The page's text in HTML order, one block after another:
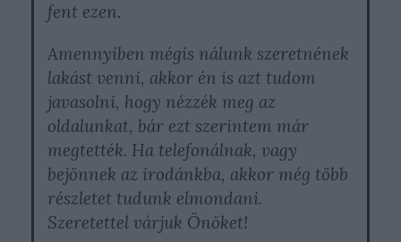
fent ezen.
Amennyiben mégis nálunk szeretnének
lakást venni, akkor én is azt tudom
javasolni, hogy nézzék meg az
oldalunkat, bár ezt szerintem már
megtették. Ha telefonálnak, vagy
bejönnek az irodánkba, akkor még több
részletet tudunk elmondani.
Szeretettel várjuk Önöket!